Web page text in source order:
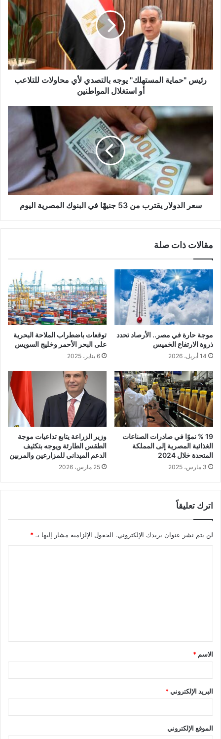
رئيس "حماية المستهلك" يوجه بالتصدي لأي محاولات للتلاعب
أو استغلال المواطنين
سعر الدولار يقترب من 53 جنيهًا في البنوك المصرية اليوم
مقالات ذات صلة
موجة حارة في مصر.. الأرصاد تحدد
ذروة الارتفاع الخميس
14 أبريل، 2026
توقعات باضطراب الملاحة البحرية
على البحر الأحمر وخليج السويس
6 يناير، 2025
19 % نموًا في صادرات الصناعات
الغذائية المصرية إلى المملكة
المتحدة خلال 2024
3 مارس، 2025
وزير الزراعة يتابع تداعيات موجة
الطقس الطارئة ويوجه بتكثيف
الدعم الميداني للمزارعين والمربين
25 مارس، 2026
اترك تعليقاً
لن يتم نشر عنوان بريدك الإلكتروني. الحقول الإلزامية مشار إليها بـ *
ق
*
الاسم *
البريد الإلكتروني*
الموقع الإلكتروني